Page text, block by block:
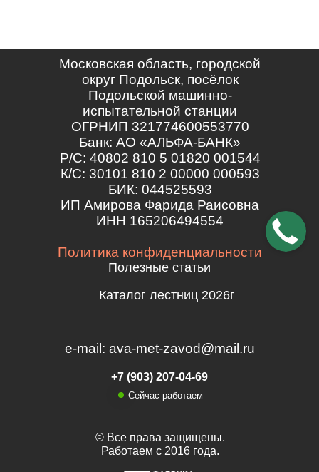
© Все права защищены.
Работаем с 2016 года.
Сейчас работаем
Московская область, городской
округ Подольск, посёлок
Подольской машинно-
испытательной станции
ОГРНИП 321774600553770
Банк: АО «АЛЬФА-БАНК»
Р/С: 40802 810 5 01820 001544
К/С: 30101 810 2 00000 000593
БИК: 044525593
ИП Амирова Фарида Раисовна
ИНН 165206494554
Политика конфиденциальности
Полезные статьи
Каталог лестниц 2026г
e-mail: ava-met-zavod@mail.ru
+7 (903) 207-04-69